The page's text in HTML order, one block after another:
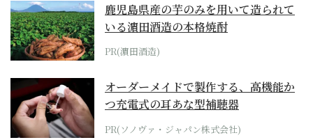
鹿児島県産の芋のみを用いて造られて
いる濵田酒造の本格焼酎
PR(濵田酒造)
オーダーメイドで製作する、高機能か
つ充電式の耳あな型補聴器
PR(ソノヴァ・ジャパン株式会社)